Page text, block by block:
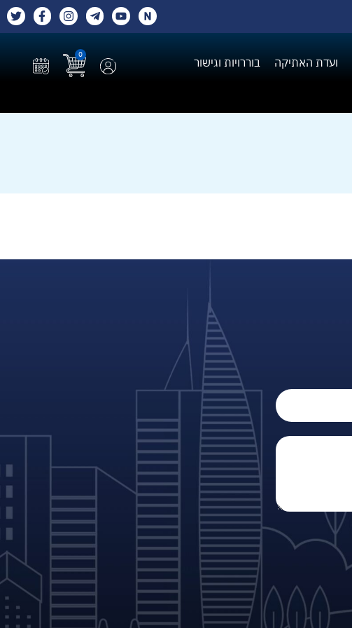
ועדת האתיקה
בוררויות וגישור
0